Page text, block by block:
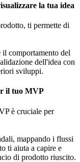
la tua idea
ti permette di
comportamento del
dell'idea con
sviluppi.
il tuo MVP
è cruciale per
mappando i flussi
ti aiuta a capire e
di prodotto riuscito.